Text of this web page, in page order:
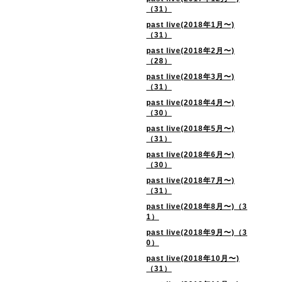
（31）
past live(2018年1月〜)
（31）
past live(2018年2月〜)
（28）
past live(2018年3月〜)
（31）
past live(2018年4月〜)
（30）
past live(2018年5月〜)
（31）
past live(2018年6月〜)
（30）
past live(2018年7月〜)
（31）
past live(2018年8月〜)（3
1）
past live(2018年9月〜)（3
0）
past live(2018年10月〜)
（31）